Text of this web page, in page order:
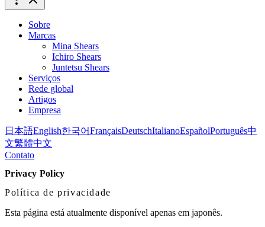
Sobre
Marcas
Mina Shears
Ichiro Shears
Juntetsu Shears
Serviços
Rede global
Artigos
Empresa
日本語English한국어FrançaisDeutschItalianoEspañolPortuguês中
文繁體中文
Contato
Privacy Policy
Política de privacidade
Esta página está atualmente disponível apenas em japonês.